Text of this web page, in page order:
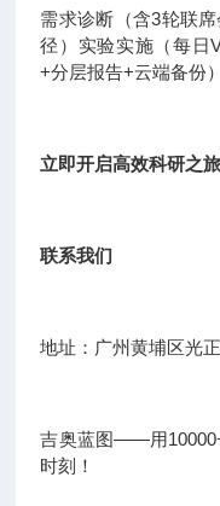
需求诊断（含3轮联
径）实验实施（每日
+分层报告+云端备份
立即开启高效科研之旅
联系我们
地址：广州黄埔区光
吉奥蓝图——用
时刻！